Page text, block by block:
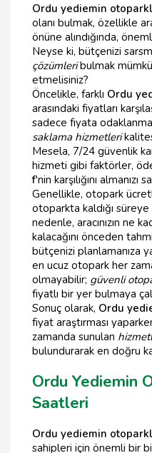
Ordu yediemin
olanı bulmak, özellikle
önüne alındığında,
Neyse ki, bütçenizi
çözümleribulmak
etmelisiniz?
Öncelikle, farklı Ordu
arasındaki fiyatları
sadece fiyata
saklama hizmetleri
Mesela, 7/24 güvenlik
hizmeti gibi faktörler,
f'nin karşılığını almanızı
Genellikle, otopark
otoparkta kaldığı
nedenle, aracınızın ne
kalacağını önceden
bütçenizi planlamanıza
en ucuz otopark her
olmayabilir; güvenli
fiyatlı bir yer bulmaya
Sonuç olarak, Ordu
fiyat araştırması
zamanda sunulan
bulundurarak en doğru
Ordu Yediemin
Saatleri
Ordu yediemin
sahipleri için önemli bir